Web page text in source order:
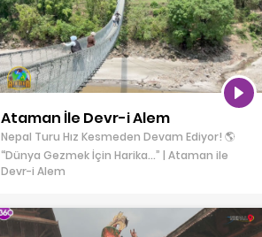
Ataman İle Devr-i Alem
Nepal Turu Hız Kesmeden Devam Ediyor! 🌎
“Dünya Gezmek İçin Harika…” | Ataman ile
Devr-i Alem